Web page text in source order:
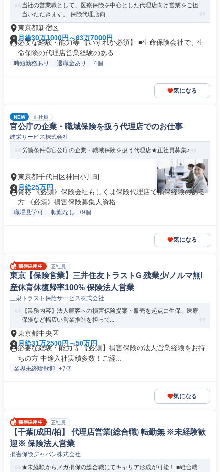
当社の営業職として、医療保険を中心とした代理店向け営業をご担
当いただきます。 保険代理店向...
東京都新宿区
月給30万1000円～63万7000円
必要な経験・能力等 【いずれか必須】 ■生命保険会社で、生
命保険の代理店営業経験のある...
時短勤務あり 退職金あり +4個
気になる
NEW 正社員
官公庁の企業・職域保険を扱う代理店でのお仕事
建栄サービス株式会社
労働条件◎官公庁の企業・職域保険を扱う代理店★正社員募集♪
東京都千代田区神田小川町
月給25万円
資格 《必須》保険会社もしくは保険代理店で損保経験のある
方 《必須》損害保険募集人資格...
職場見学可 転勤なし +9個
気になる
正社員
東京【保険営業】三井住友トラストG 残業少/ノルマ無!
産休育休復帰率100% 保険法人営業
三泉トラスト保険サービス株式会社
【業務内容】法人顧客への損害保険提案・販売を起点に生保、医療
保険など幅広い営業推進を担って...
東京都中央区
月給31万2500円～50万円
必要な経験・能力等 【必須】損害保険の法人営業経験をお持
ちの方 中途入社実績多数！ご経...
業界未経験歓迎 +7個
気になる
正社員
【千葉(成田/柏】 代理店営業(総合職) 転勤無 ※未経験歓
迎※ 保険法人営業
損害保険ジャパン株式会社
★未経験からメガ損保の総合職にてキャリア形成が可能！ ■総合職